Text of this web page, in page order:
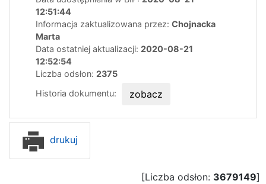
12:51:44
Informacja zaktualizowana przez: Chojnacka
Marta
Data ostatniej aktualizacji: 2020-08-21
12:52:54
Liczba odsłon: 2375
Historia dokumentu:
zobacz
drukuj
[Liczba odsłon: 3679149]